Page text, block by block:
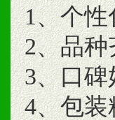
1、个
2、品
3、口
4、包